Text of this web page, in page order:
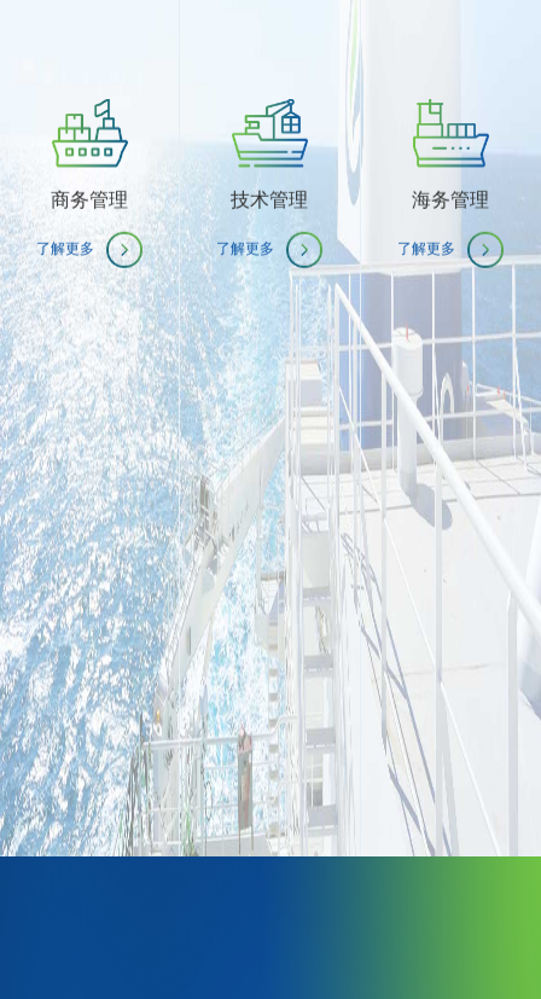
商务管理
了解更多
技术管理
了解更多
海务管理
了解更多